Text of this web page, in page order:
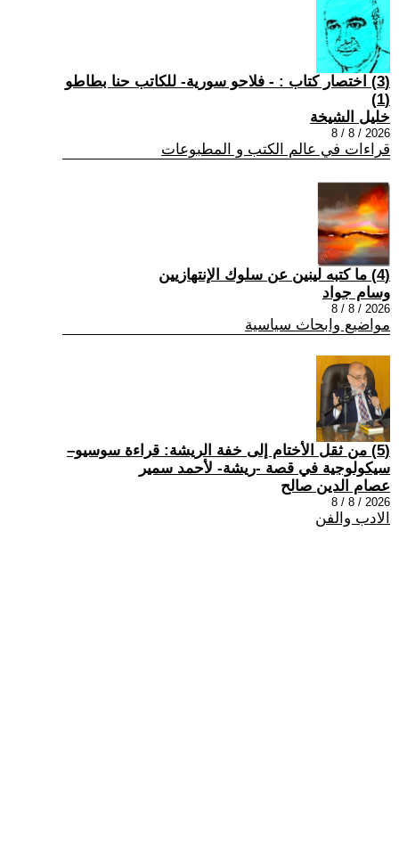
(3) اختصار كتاب : - فلاحو سورية- للكاتب حنا بطاطو
(1)
خليل الشيخة
2026 / 8 / 8
قراءات في عالم الكتب و المطبوعات
(4) ما كتبه لينين عن سلوك الإنتهازيين
وسام جواد
2026 / 8 / 8
مواضيع وابحاث سياسية
(5) من ثقل الأختام إلى خفة الريشة: قراءة سوسيو–
سيكولوجية في قصة -ريشة- لأحمد سمير
عصام الدين صالح
2026 / 8 / 8
الادب والفن